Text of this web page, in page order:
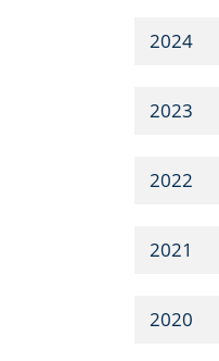
2024
2023
2022
2021
2020